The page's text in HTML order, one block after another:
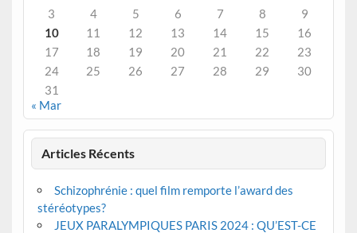
3
4 5 6 7 8
9
10
11 12 13 14 15
16
17
18 19 20 21 22
23
24
25 26 27 28 29
30
31
« Mar
Articles Récents
Schizophrénie : quel film remporte l’award des
stéréotypes?
JEUX PARALYMPIQUES PARIS 2024 : QU’EST-CE